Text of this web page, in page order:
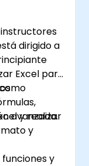
dirigido a
Excel para
avanzada.
y realizar
y
y